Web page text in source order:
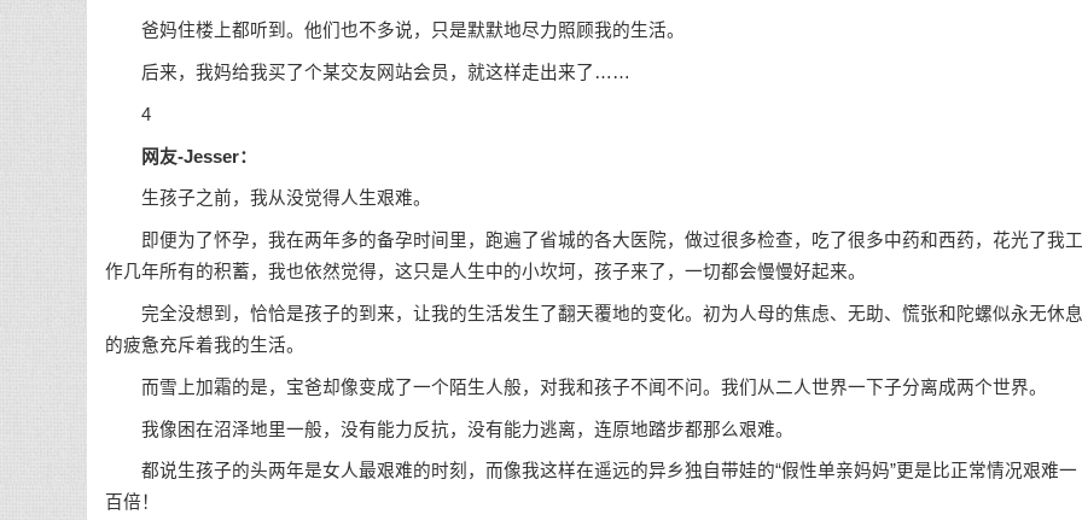
爸妈住楼上都听到。他们也不多说，只是默默地尽力照顾我的生活。
后来，我妈给我买了个某交友网站会员，就这样走出来了……
4
网友-Jesser：
生孩子之前，我从没觉得人生艰难。
即便为了怀孕，我在两年多的备孕时间里，跑遍了省城的各大医院，做过很多检查，吃了很多中药和西药，花光了我工
作几年所有的积蓄，我也依然觉得，这只是人生中的小坎坷，孩子来了，一切都会慢慢好起来。
完全没想到，恰恰是孩子的到来，让我的生活发生了翻天覆地的变化。初为人母的焦虑、无助、慌张和陀螺似永无休息
的疲惫充斥着我的生活。
而雪上加霜的是，宝爸却像变成了一个陌生人般，对我和孩子不闻不问。我们从二人世界一下子分离成两个世界。
我像困在沼泽地里一般，没有能力反抗，没有能力逃离，连原地踏步都那么艰难。
都说生孩子的头两年是女人最艰难的时刻，而像我这样在遥远的异乡独自带娃的“假性单亲妈妈”更是比正常情况艰难一
百倍！